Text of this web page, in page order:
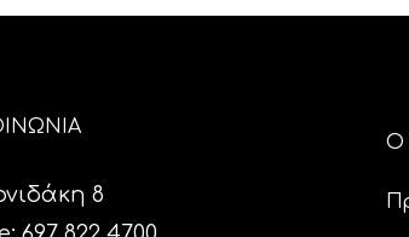
8
Ο